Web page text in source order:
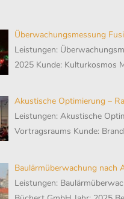
Überwachungsmessung
Leistungen:
2025 Kunde: Kulturkosmos
Akustische Optimierung –
Leistungen: Akustische
Vortragsraums Kunde:
Baulärmüberwachung nach
Leistungen: